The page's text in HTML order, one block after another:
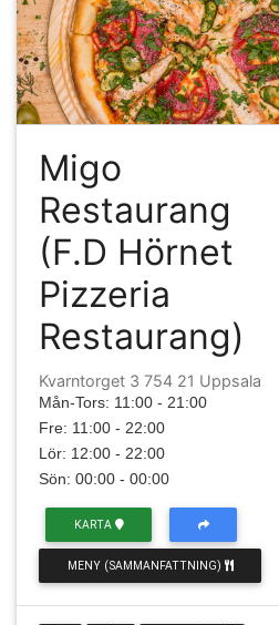
Migo
Restaurang
(F.D Hörnet
Pizzeria
Restaurang)
Kvarntorget 3 754 21 Uppsala
Mån-Tors: 11:00 - 21:00
Fre: 11:00 - 22:00
Lör: 12:00 - 22:00
Sön: 00:00 - 00:00
KARTA
MENY (SAMMANFATTNING)